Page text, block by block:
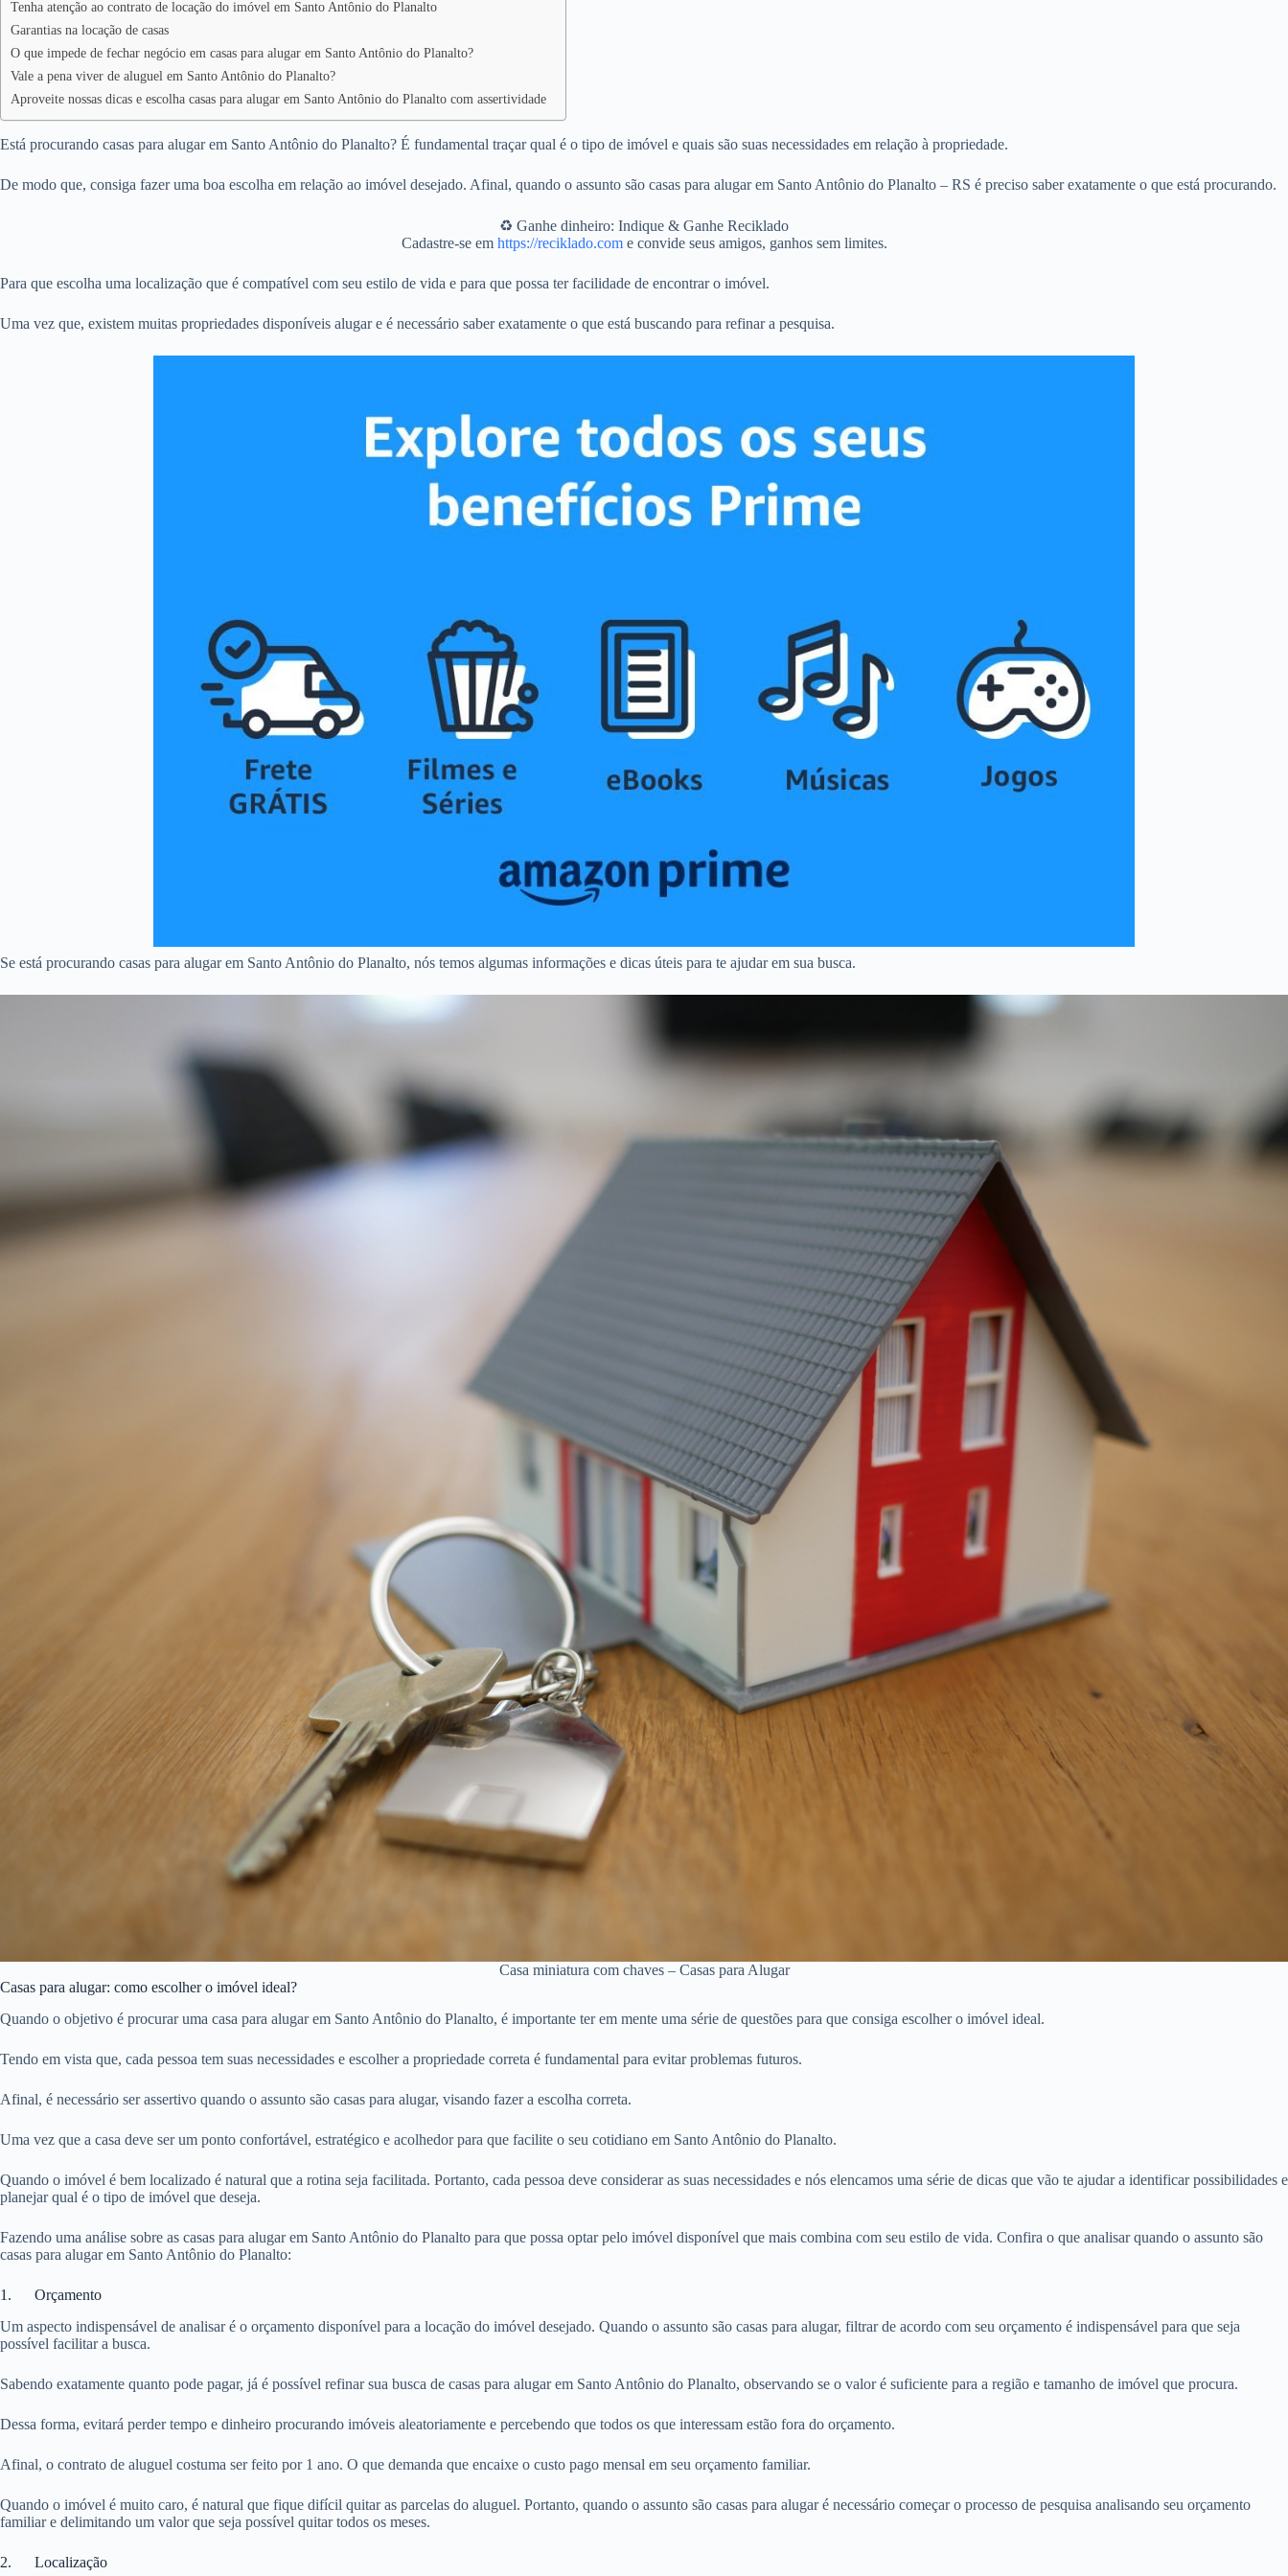
Tenha atenção ao contrato de locação do imóvel em Santo Antônio do Planalto
Garantias na locação de casas
O que impede de fechar negócio em casas para alugar em Santo Antônio do Planalto?
Vale a pena viver de aluguel em Santo Antônio do Planalto?
Aproveite nossas dicas e escolha casas para alugar em Santo Antônio do Planalto com assertividade
Está procurando casas para alugar em Santo Antônio do Planalto? É fundamental traçar qual é o tipo de imóvel e quais são suas necessidades em relação à propriedade.
De modo que, consiga fazer uma boa escolha em relação ao imóvel desejado. Afinal, quando o assunto são casas para alugar em Santo Antônio do Planalto – RS é preciso saber exatamente o que está procurando.
♻️ Ganhe dinheiro: Indique & Ganhe Reciklado
Cadastre-se em https://reciklado.come convide seus amigos, ganhos sem limites.
Para que escolha uma localização que é compatível com seu estilo de vida e para que possa ter facilidade de encontrar o imóvel.
Uma vez que, existem muitas propriedades disponíveis alugar e é necessário saber exatamente o que está buscando para refinar a pesquisa.
Se está procurando casas para alugar em Santo Antônio do Planalto, nós temos algumas informações e dicas úteis para te ajudar em sua busca.
Casa miniatura com chaves – Casas para Alugar
Casas para alugar: como escolher o imóvel ideal?
Quando o objetivo é procurar uma casa para alugar em Santo Antônio do Planalto, é importante ter em mente uma série de questões para que consiga escolher o imóvel ideal.
Tendo em vista que, cada pessoa tem suas necessidades e escolher a propriedade correta é fundamental para evitar problemas futuros.
Afinal, é necessário ser assertivo quando o assunto são casas para alugar, visando fazer a escolha correta.
Uma vez que a casa deve ser um ponto confortável, estratégico e acolhedor para que facilite o seu cotidiano em Santo Antônio do Planalto.
Quando o imóvel é bem localizado é natural que a rotina seja facilitada. Portanto, cada pessoa deve considerar as suas necessidades e nós elencamos uma série de dicas que vão te ajudar a identificar possibilidades e
planejar qual é o tipo de imóvel que deseja.
Fazendo uma análise sobre as casas para alugar em Santo Antônio do Planalto para que possa optar pelo imóvel disponível que mais combina com seu estilo de vida. Confira o que analisar quando o assunto são
casas para alugar em Santo Antônio do Planalto:
1. Orçamento
Um aspecto indispensável de analisar é o orçamento disponível para a locação do imóvel desejado. Quando o assunto são casas para alugar, filtrar de acordo com seu orçamento é indispensável para que seja
possível facilitar a busca.
Sabendo exatamente quanto pode pagar, já é possível refinar sua busca de casas para alugar em Santo Antônio do Planalto, observando se o valor é suficiente para a região e tamanho de imóvel que procura.
Dessa forma, evitará perder tempo e dinheiro procurando imóveis aleatoriamente e percebendo que todos os que interessam estão fora do orçamento.
Afinal, o contrato de aluguel costuma ser feito por 1 ano. O que demanda que encaixe o custo pago mensal em seu orçamento familiar.
Quando o imóvel é muito caro, é natural que fique difícil quitar as parcelas do aluguel. Portanto, quando o assunto são casas para alugar é necessário começar o processo de pesquisa analisando seu orçamento
familiar e delimitando um valor que seja possível quitar todos os meses.
2. Localização